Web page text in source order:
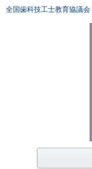
全国歯科技工士教育協議会